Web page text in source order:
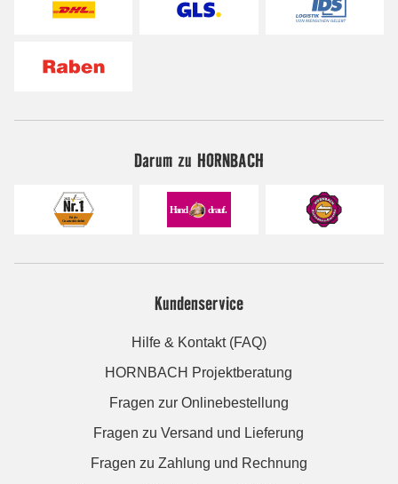
Darum zu HORNBACH
Kundenservice
Hilfe & Kontakt (FAQ)
HORNBACH Projektberatung
Fragen zur Onlinebestellung
Fragen zu Versand und Lieferung
Fragen zu Zahlung und Rechnung